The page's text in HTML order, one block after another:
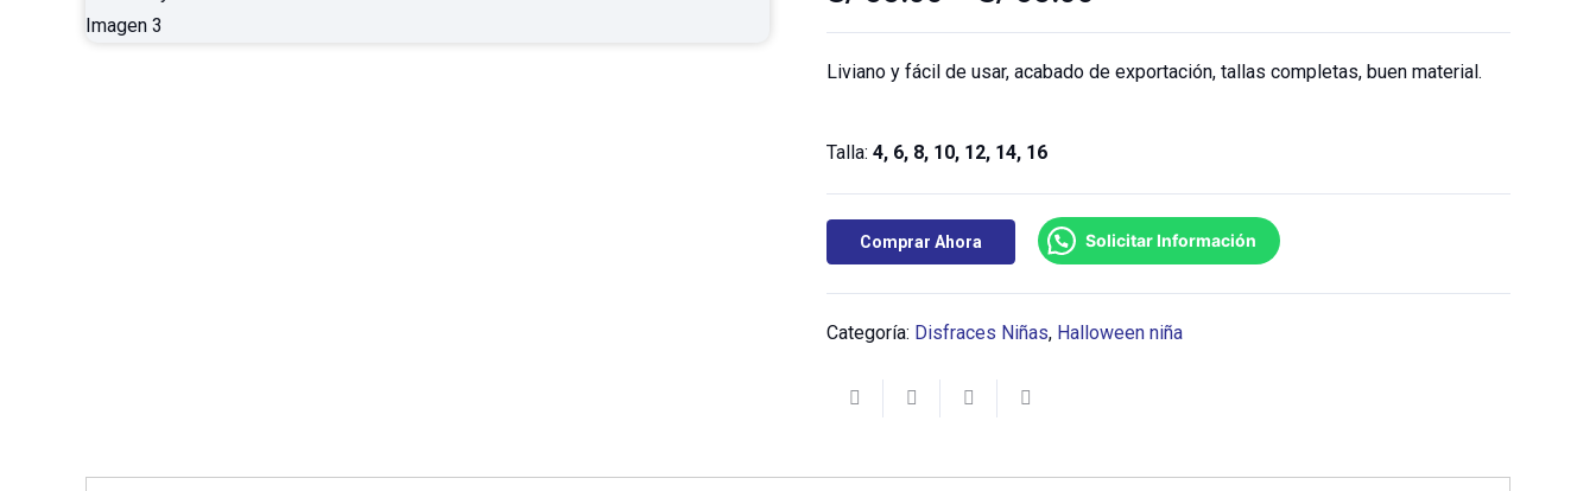
Liviano y fácil de usar, acabado de exportación, tallas completas, buen material.
Talla: 4, 6, 8, 10, 12, 14, 16
Comprar Ahora Solicitar Información
Categoría: Disfraces Niñas, Halloween niña